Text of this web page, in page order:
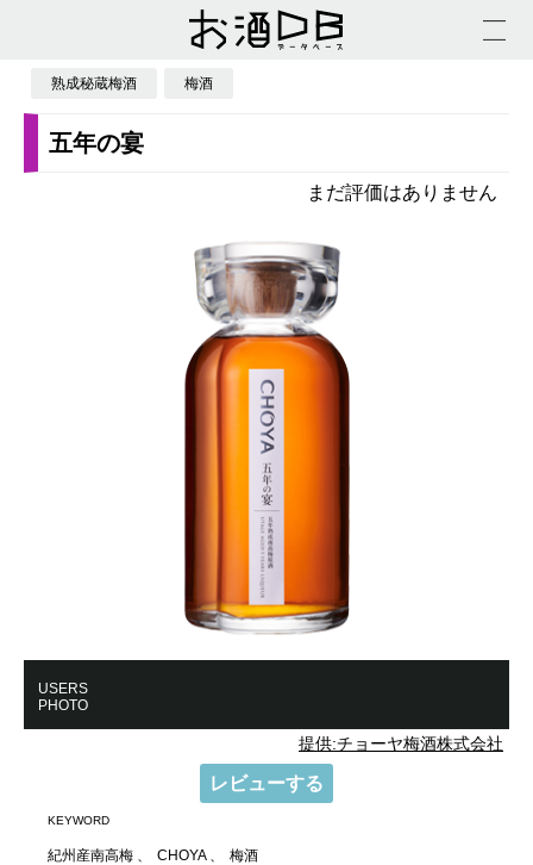
熟成秘蔵梅酒 梅酒
五年の宴
まだ評価はありません
USERS
PHOTO
提供:チョーヤ梅酒株式会社
レビューする
KEYWORD
紀州産南高梅 CHOYA 梅酒